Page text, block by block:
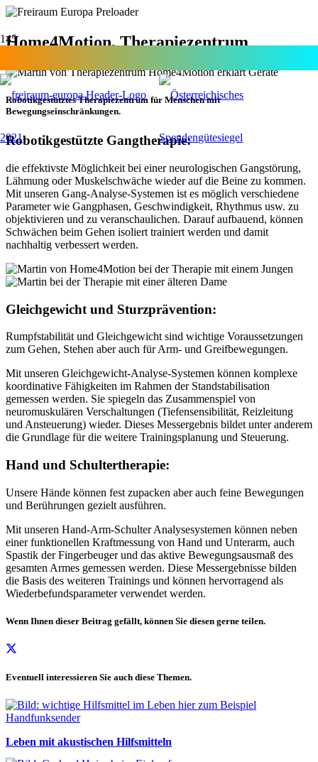
Home4Motion, Therapiezentrum
Robotikgestütztes Therapiezentrum für Menschen mit
Bewegungseinschränkungen.
Robotikgestützte Gangtherapie:
die effektivste Möglichkeit bei einer neurologischen Gangstörung,
Lähmung oder Muskelschwäche wieder auf die Beine zu kommen.
Mit unseren Gang-Analyse-Systemen ist es möglich verschiedene
Parameter wie Gangphasen, Geschwindigkeit, Rhythmus usw. zu
objektivieren und zu veranschaulichen. Darauf aufbauend, können
Schwächen beim Gehen isoliert trainiert werden und damit
nachhaltig verbessert werden.
Gleichgewicht und Sturzprävention:
Rumpfstabilität und Gleichgewicht sind wichtige Voraussetzungen
zum Gehen, Stehen aber auch für Arm- und Greifbewegungen.
Mit unseren Gleichgewicht-Analyse-Systemen können komplexe
koordinative Fähigkeiten im Rahmen der Standstabilisation
gemessen werden. Sie spiegeln das Zusammenspiel von
neuromuskulären Verschaltungen (Tiefensensibilität, Reizleitung
und Ansteuerung) wieder. Dieses Messergebnis bildet unter anderem
die Grundlage für die weitere Trainingsplanung und Steuerung.
Hand und Schultertherapie:
Unsere Hände können fest zupacken aber auch feine Bewegungen
und Berührungen gezielt ausführen.
Mit unseren Hand-Arm-Schulter Analysesystemen können neben
einer funktionellen Kraftmessung von Hand und Unterarm, auch
Spastik der Fingerbeuger und das aktive Bewegungsausmaß des
gesamten Armes gemessen werden. Diese Messergebnisse bilden
die Basis des weiteren Trainings und können hervorragend als
Wiederbefundsparameter verwendet werden.
Wenn Ihnen dieser Beitrag gefällt, können Sie diesen gerne teilen.
Eventuell interessieren Sie auch diese Themen.
Leben mit akustischen Hilfsmitteln